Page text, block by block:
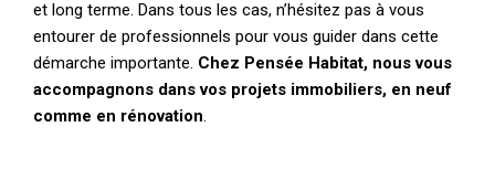
et long terme. Dans tous les cas, n’hésitez pas à vous
entourer de professionnels pour vous guider dans cette
démarche importante. Chez Pensée Habitat, nous vous
accompagnons dans vos projets immobiliers, en neuf
comme en rénovation.